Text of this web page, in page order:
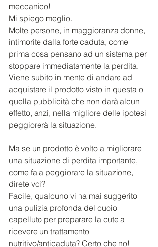
meccanico!
Mi spiego meglio.
Molte persone, in maggioranza donne,
intimorite dalla forte caduta, come
prima cosa pensano ad un sistema per
stoppare immediatamente la perdita.
Viene subito in mente di andare ad
acquistare il prodotto visto in questa o
quella pubblicità che non darà alcun
effetto, anzi, nella migliore delle ipotesi
peggiorerà la situazione.
Ma se un prodotto è volto a migliorare
una situazione di perdita importante,
come fa a peggiorare la situazione,
direte voi?
Facile, qualcuno vi ha mai suggerito
una pulizia profonda del cuoio
capelluto per preparare la cute a
ricevere un trattamento
nutritivo/anticaduta? Certo che no!